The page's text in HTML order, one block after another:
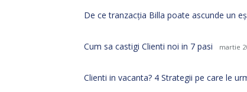
De ce tranzacția Billa poate ascunde un
Cum sa castigi Clienti noi in 7 pasi martie
Clienti in vacanta? 4 Strategii pe care le